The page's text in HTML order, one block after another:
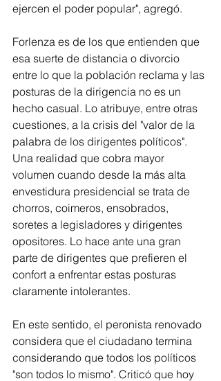
ejercen el poder popular", agregó.
Forlenza es de los que entienden que
esa suerte de distancia o divorcio
entre lo que la población reclama y las
posturas de la dirigencia no es un
hecho casual. Lo atribuye, entre otras
cuestiones, a la crisis del "valor de la
palabra de los dirigentes políticos".
Una realidad que cobra mayor
volumen cuando desde la más alta
envestidura presidencial se trata de
chorros, coimeros, ensobrados,
soretes a legisladores y dirigentes
opositores. Lo hace ante una gran
parte de dirigentes que prefieren el
confort a enfrentar estas posturas
claramente intolerantes.
En este sentido, el peronista renovado
considera que el ciudadano termina
considerando que todos los políticos
"son todos lo mismo". Criticó que hoy